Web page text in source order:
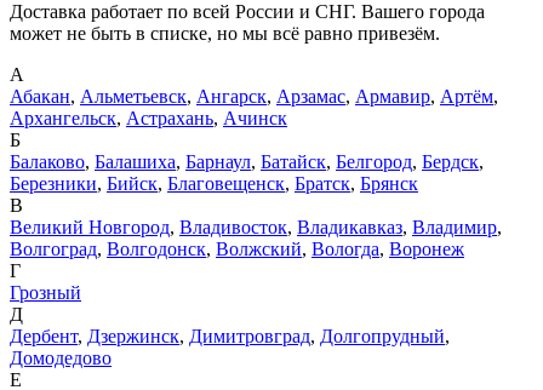
Доставка работает по всей России и СНГ. Вашего города
может не быть в списке, но мы всё равно привезём.
А
Абакан, Альметьевск, Ангарск, Арзамас, Армавир, Артём,
Архангельск, Астрахань, Ачинск
Б
Балаково, Балашиха, Барнаул, Батайск, Белгород, Бердск,
Березники, Бийск, Благовещенск, Братск, Брянск
В
Великий Новгород, Владивосток, Владикавказ, Владимир,
Волгоград, Волгодонск, Волжский, Вологда, Воронеж
Г
Грозный
Д
Дербент, Дзержинск, Димитровград, Долгопрудный,
Домодедово
Е